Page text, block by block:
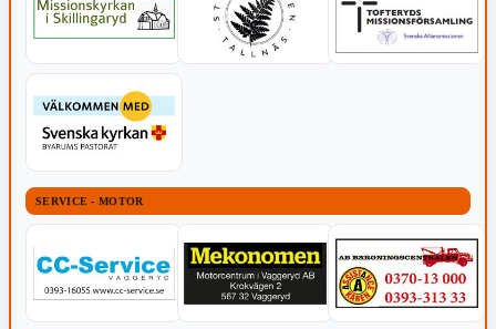
SERVICE - MOTOR